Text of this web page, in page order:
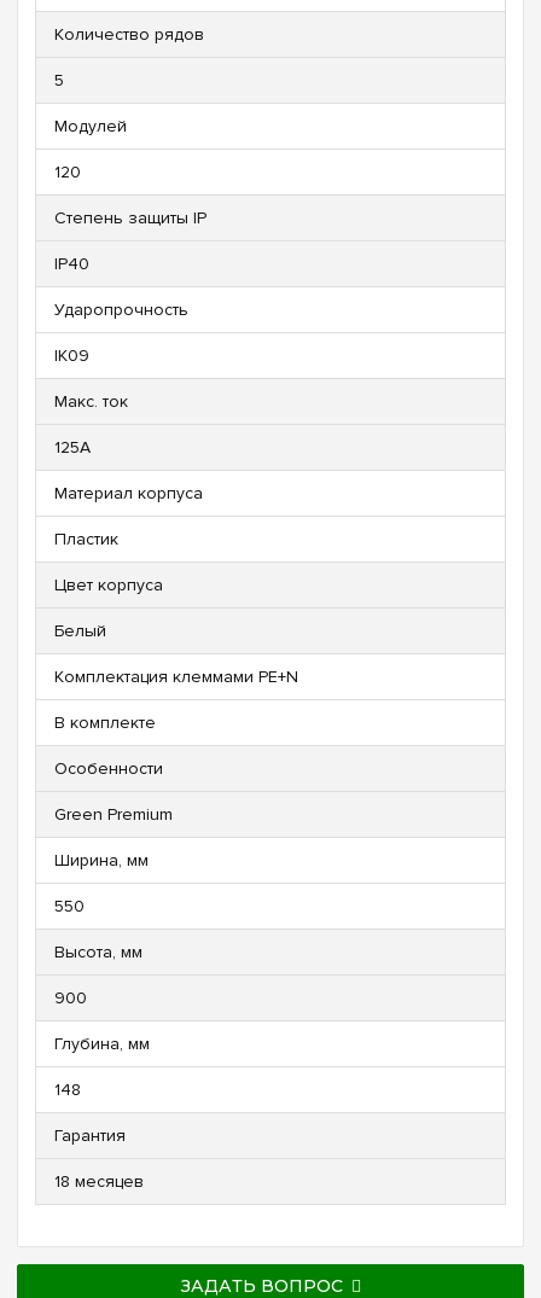
Количество рядов
5
Модулей
120
Степень защиты IP
IP40
Ударопрочность
IK09
Макс. ток
125А
Материал корпуса
Пластик
Цвет корпуса
Белый
Комплектация клеммами PE+N
В комплекте
Особенности
Green Premium
Ширина, мм
550
Высота, мм
900
Глубина, мм
148
Гарантия
18 месяцев
ЗАДАТЬ ВОПРОС